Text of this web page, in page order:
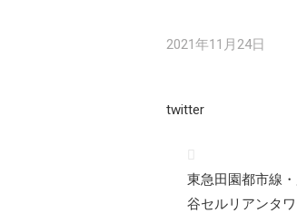
2021年11月24日
twitter
東急田園都市線
谷セルリアンタ